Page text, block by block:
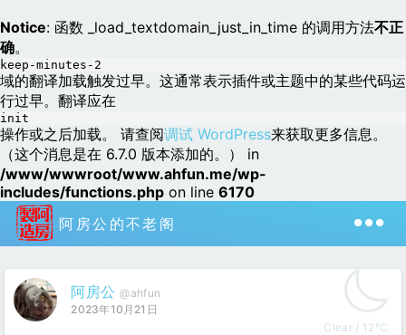
Notice: 函数 _load_textdomain_just_in_time 的调用方法不正
确。
keep-minutes-2
域的翻译加载触发过早。这通常表示插件或主题中的某些代码运
行过早。翻译应在
init
操作或之后加载。 请查阅调试 WordPress来获取更多信息。
（这个消息是在 6.7.0 版本添加的。） in
/www/wwwroot/www.ahfun.me/wp-
includes/functions.php on line 6170
阿房公的不老阁
阿房公 @ahfun
2023年10月21日
Clear / 12℃